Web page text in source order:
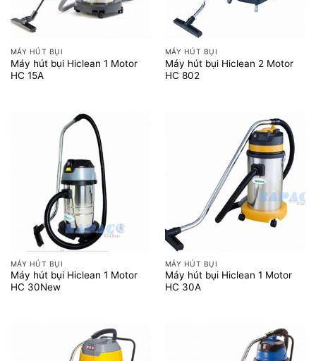
MÁY HÚT BỤI
Máy hút bụi Hiclean 1 Motor
HC 15A
MÁY HÚT BỤI
Máy hút bụi Hiclean 2 Motor
HC 802
MÁY HÚT BỤI
Máy hút bụi Hiclean 1 Motor
HC 30New
MÁY HÚT BỤI
Máy hút bụi Hiclean 1 Motor
HC 30A